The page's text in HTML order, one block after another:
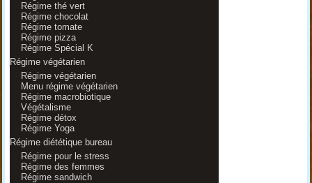
Régime thé vert
Régime chocolat
Régime tomate
Régime pizza
Régime Spécial K
Régime végétarien
Régime végétarien
Menu régime végétarien
Régime macrobiotique
Végétalisme
Régime détox
Régime Yoga
Régime diététique bureau
Régime pour le stress
Régime des femmes
Régime sandwich